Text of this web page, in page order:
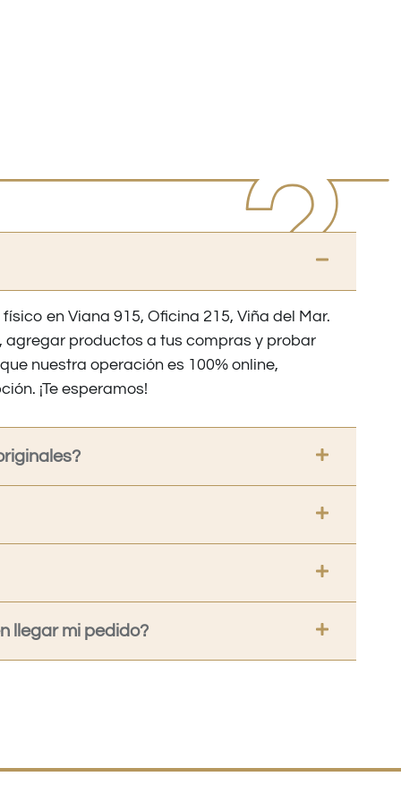
en Viana 915, Oficina 215, Viña del Mar.
agregar productos a tus compras y probar
nuestra operación es 100% online,
¡Te esperamos!
llegar mi pedido?